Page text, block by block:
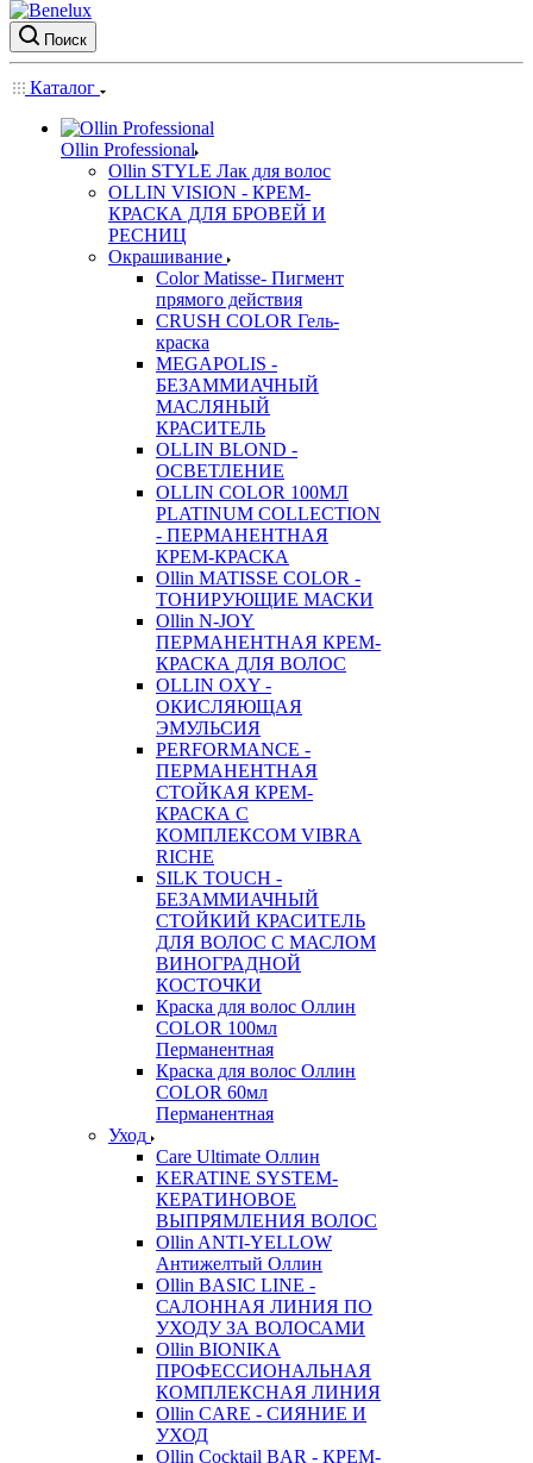
Поиск
Каталог
Ollin Professional
Ollin STYLE Лак для волос
OLLIN VISION - КРЕМ-
КРАСКА ДЛЯ БРОВЕЙ И
РЕСНИЦ
Окрашивание
Color Matisse- Пигмент
прямого действия
CRUSH COLOR Гель-
краска
MEGAPOLIS -
БЕЗАММИАЧНЫЙ
МАСЛЯНЫЙ
КРАСИТЕЛЬ
OLLIN BLOND -
ОСВЕТЛЕНИЕ
OLLIN COLOR 100МЛ
PLATINUM COLLECTION
- ПЕРМАНЕНТНАЯ
КРЕМ-КРАСКА
Ollin MATISSE COLOR -
ТОНИРУЮЩИЕ МАСКИ
Ollin N-JOY
ПЕРМАНЕНТНАЯ КРЕМ-
КРАСКА ДЛЯ ВОЛОС
OLLIN OXY -
ОКИСЛЯЮЩАЯ
ЭМУЛЬСИЯ
PERFORMANCE -
ПЕРМАНЕНТНАЯ
СТОЙКАЯ КРЕМ-
КРАСКА С
КОМПЛЕКСОМ VIBRA
RICHE
SILK TOUCH -
БЕЗАММИАЧНЫЙ
СТОЙКИЙ КРАСИТЕЛЬ
ДЛЯ ВОЛОС С МАСЛОМ
ВИНОГРАДНОЙ
КОСТОЧКИ
Краска для волос Оллин
COLOR 100мл
Перманентная
Краска для волос Оллин
COLOR 60мл
Перманентная
Уход
Care Ultimate Оллин
KERATINE SYSTEM-
КЕРАТИНОВОЕ
ВЫПРЯМЛЕНИЯ ВОЛОС
Ollin ANTI-YELLOW
Антижелтый Оллин
Ollin BASIC LINE -
САЛОННАЯ ЛИНИЯ ПО
УХОДУ ЗА ВОЛОСАМИ
Ollin BIONIKA
ПРОФЕССИОНАЛЬНАЯ
КОМПЛЕКСНАЯ ЛИНИЯ
Ollin CARE - СИЯНИЕ И
УХОД
Ollin Cocktail BAR - КРЕМ-